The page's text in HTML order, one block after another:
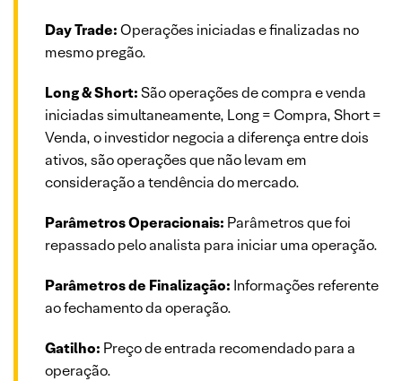
Day Trade:Operações iniciadas e finalizadas no
mesmo pregão.
Long & Short:São operações de compra e venda
iniciadas simultaneamente, Long = Compra, Short =
Venda, o investidor negocia a diferença entre dois
ativos, são operações que não levam em
consideração a tendência do mercado.
Parâmetros Operacionais: Parâmetros que foi
repassado pelo analista para iniciar uma operação.
Parâmetros de Finalização: Informações referente
ao fechamento da operação.
Gatilho: Preço de entrada recomendado para a
operação.